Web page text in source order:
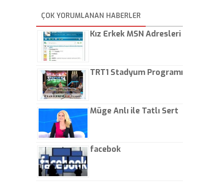
kaptırıyorsunuz. - Kayhan
Gezenti
ÇOK YORUMLANAN HABERLER
Kız Erkek MSN Adresleri
TRT1 Stadyum Programı
Müge Anlı ile Tatlı Sert
facebok